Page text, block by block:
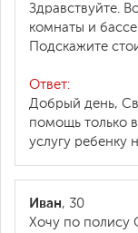
Здравствуйте.
комнаты и
Подскажите
Ответ:
Добрый день,
помощь только
услугу ребенку
Иван, 30
Хочу по полису